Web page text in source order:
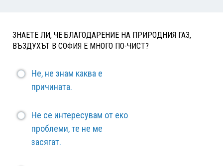
ЗНАЕТЕ ЛИ, ЧЕ БЛАГОДАРЕНИЕ НА ПРИРОДНИЯ ГАЗ,
ВЪЗДУХЪТ В СОФИЯ Е МНОГО ПО-ЧИСТ?
Не, не знам каква е
причината.
Не се интересувам от еко
проблеми, те не ме
засягат.